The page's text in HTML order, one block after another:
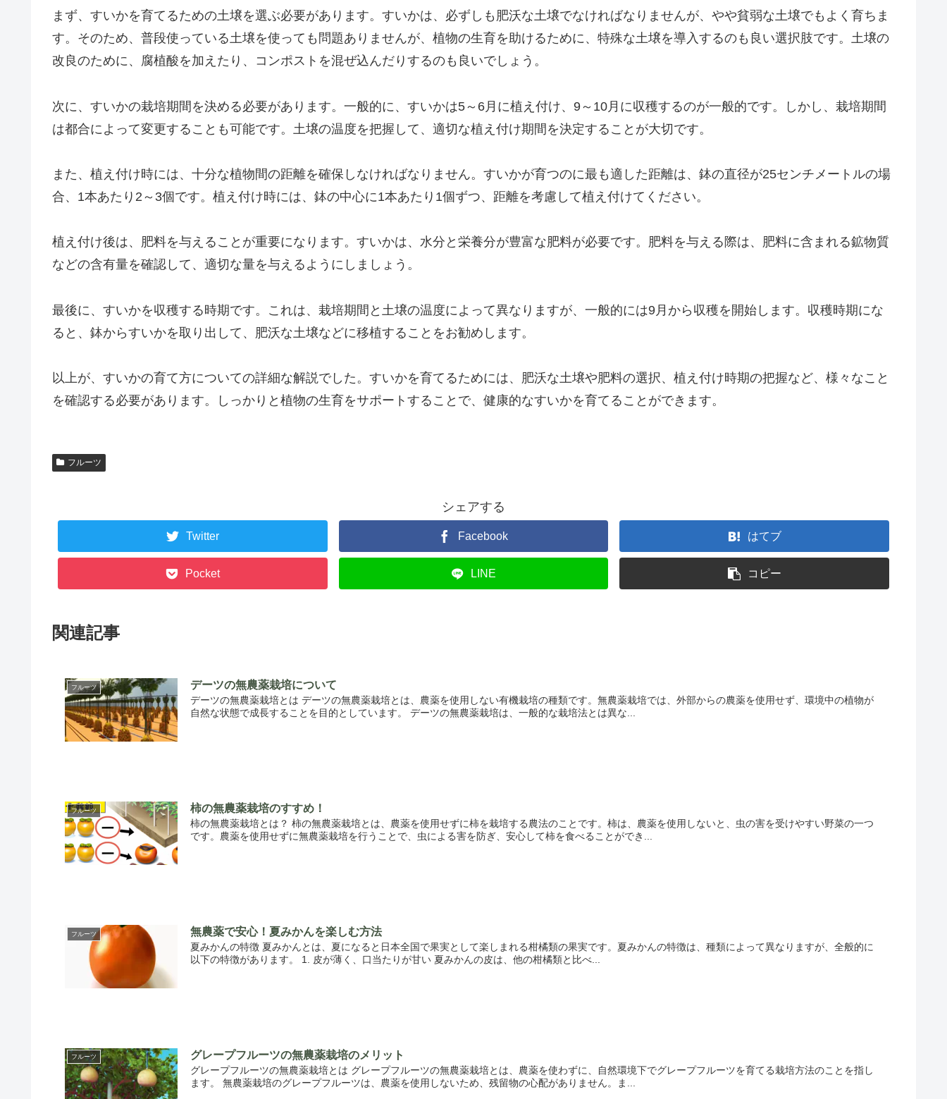
まず、すいかを育てるための土壌を選ぶ必要があります。すいかは、必ずしも肥沃な土壌でなければなりませんが、やや貧弱な土壌でもよく育ちま
す。そのため、普段使っている土壌を使っても問題ありませんが、植物の生育を助けるために、特殊な土壌を導入するのも良い選択肢です。土壌の
改良のために、腐植酸を加えたり、コンポストを混ぜ込んだりするのも良いでしょう。
次に、すいかの栽培期間を決める必要があります。一般的に、すいかは5～6月に植え付け、9～10月に収穫するのが一般的です。しかし、栽培期間
は都合によって変更することも可能です。土壌の温度を把握して、適切な植え付け期間を決定することが大切です。
また、植え付け時には、十分な植物間の距離を確保しなければなりません。すいかが育つのに最も適した距離は、鉢の直径が25センチメートルの場
合、1本あたり2～3個です。植え付け時には、鉢の中心に1本あたり1個ずつ、距離を考慮して植え付けてください。
植え付け後は、肥料を与えることが重要になります。すいかは、水分と栄養分が豊富な肥料が必要です。肥料を与える際は、肥料に含まれる鉱物質
などの含有量を確認して、適切な量を与えるようにしましょう。
最後に、すいかを収穫する時期です。これは、栽培期間と土壌の温度によって異なりますが、一般的には9月から収穫を開始します。収穫時期にな
ると、鉢からすいかを取り出して、肥沃な土壌などに移植することをお勧めします。
以上が、すいかの育て方についての詳細な解説でした。すいかを育てるためには、肥沃な土壌や肥料の選択、植え付け時期の把握など、様々なこと
を確認する必要があります。しっかりと植物の生育をサポートすることで、健康的なすいかを育てることができます。
フルーツ
シェアする
Twitter Facebook はてブ
Pocket LINE コピー
関連記事
フルーツ デーツの無農薬栽培について
デーツの無農薬栽培とは デーツの無農薬栽培とは、農薬を使用しない有機栽培の種類です。無農薬栽培では、外部からの農薬を使用せず、環境中の植物が
自然な状態で成長することを目的としています。 デーツの無農薬栽培は、一般的な栽培法とは異な...
フルーツ 柿の無農薬栽培のすすめ！
柿の無農薬栽培とは？ 柿の無農薬栽培とは、農薬を使用せずに柿を栽培する農法のことです。柿は、農薬を使用しないと、虫の害を受けやすい野菜の一つ
です。農薬を使用せずに無農薬栽培を行うことで、虫による害を防ぎ、安心して柿を食べることができ...
フルーツ 無農薬で安心！夏みかんを楽しむ方法
夏みかんの特徴 夏みかんとは、夏になると日本全国で果実として楽しまれる柑橘類の果実です。夏みかんの特徴は、種類によって異なりますが、全般的に
以下の特徴があります。 1. 皮が薄く、口当たりが甘い 夏みかんの皮は、他の柑橘類と比べ...
フルーツ グレープフルーツの無農薬栽培のメリット
グレープフルーツの無農薬栽培とは グレープフルーツの無農薬栽培とは、農薬を使わずに、自然環境下でグレープフルーツを育てる栽培方法のことを指し
ます。 無農薬栽培のグレープフルーツは、農薬を使用しないため、残留物の心配がありません。ま...